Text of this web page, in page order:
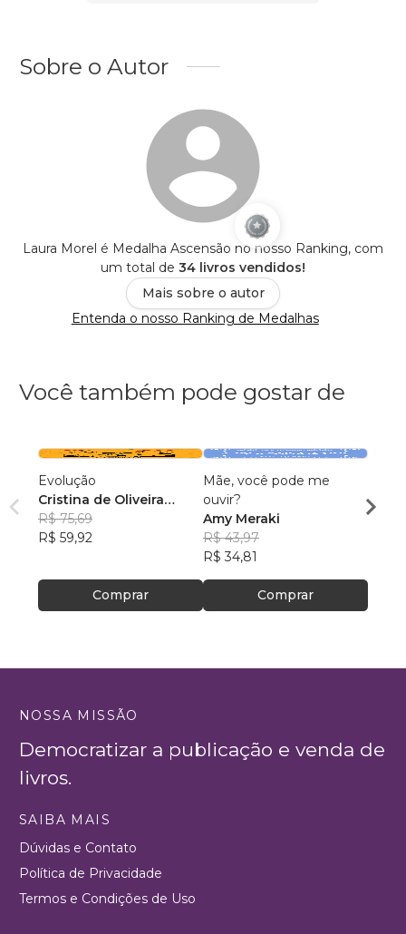
Sobre o Autor
Laura Morel é Medalha Ascensão no nosso Ranking, com
um total de 34 livros vendidos!
Mais sobre o autor
Entenda o nosso Ranking de Medalhas
Você também pode gostar de
Evolução
Cristina de Oliveira
Leopoldino Rodrigues
R$ 75,69
R$ 59,92
Comprar
Mãe, você pode me
ouvir?
Amy Meraki
R$ 43,97
R$ 34,81
Comprar
de
NOSSA MISSÃO
Democratizar a publicação e venda de
livros.
SAIBA MAIS
Dúvidas e Contato
Política de Privacidade
Termos e Condições de Uso